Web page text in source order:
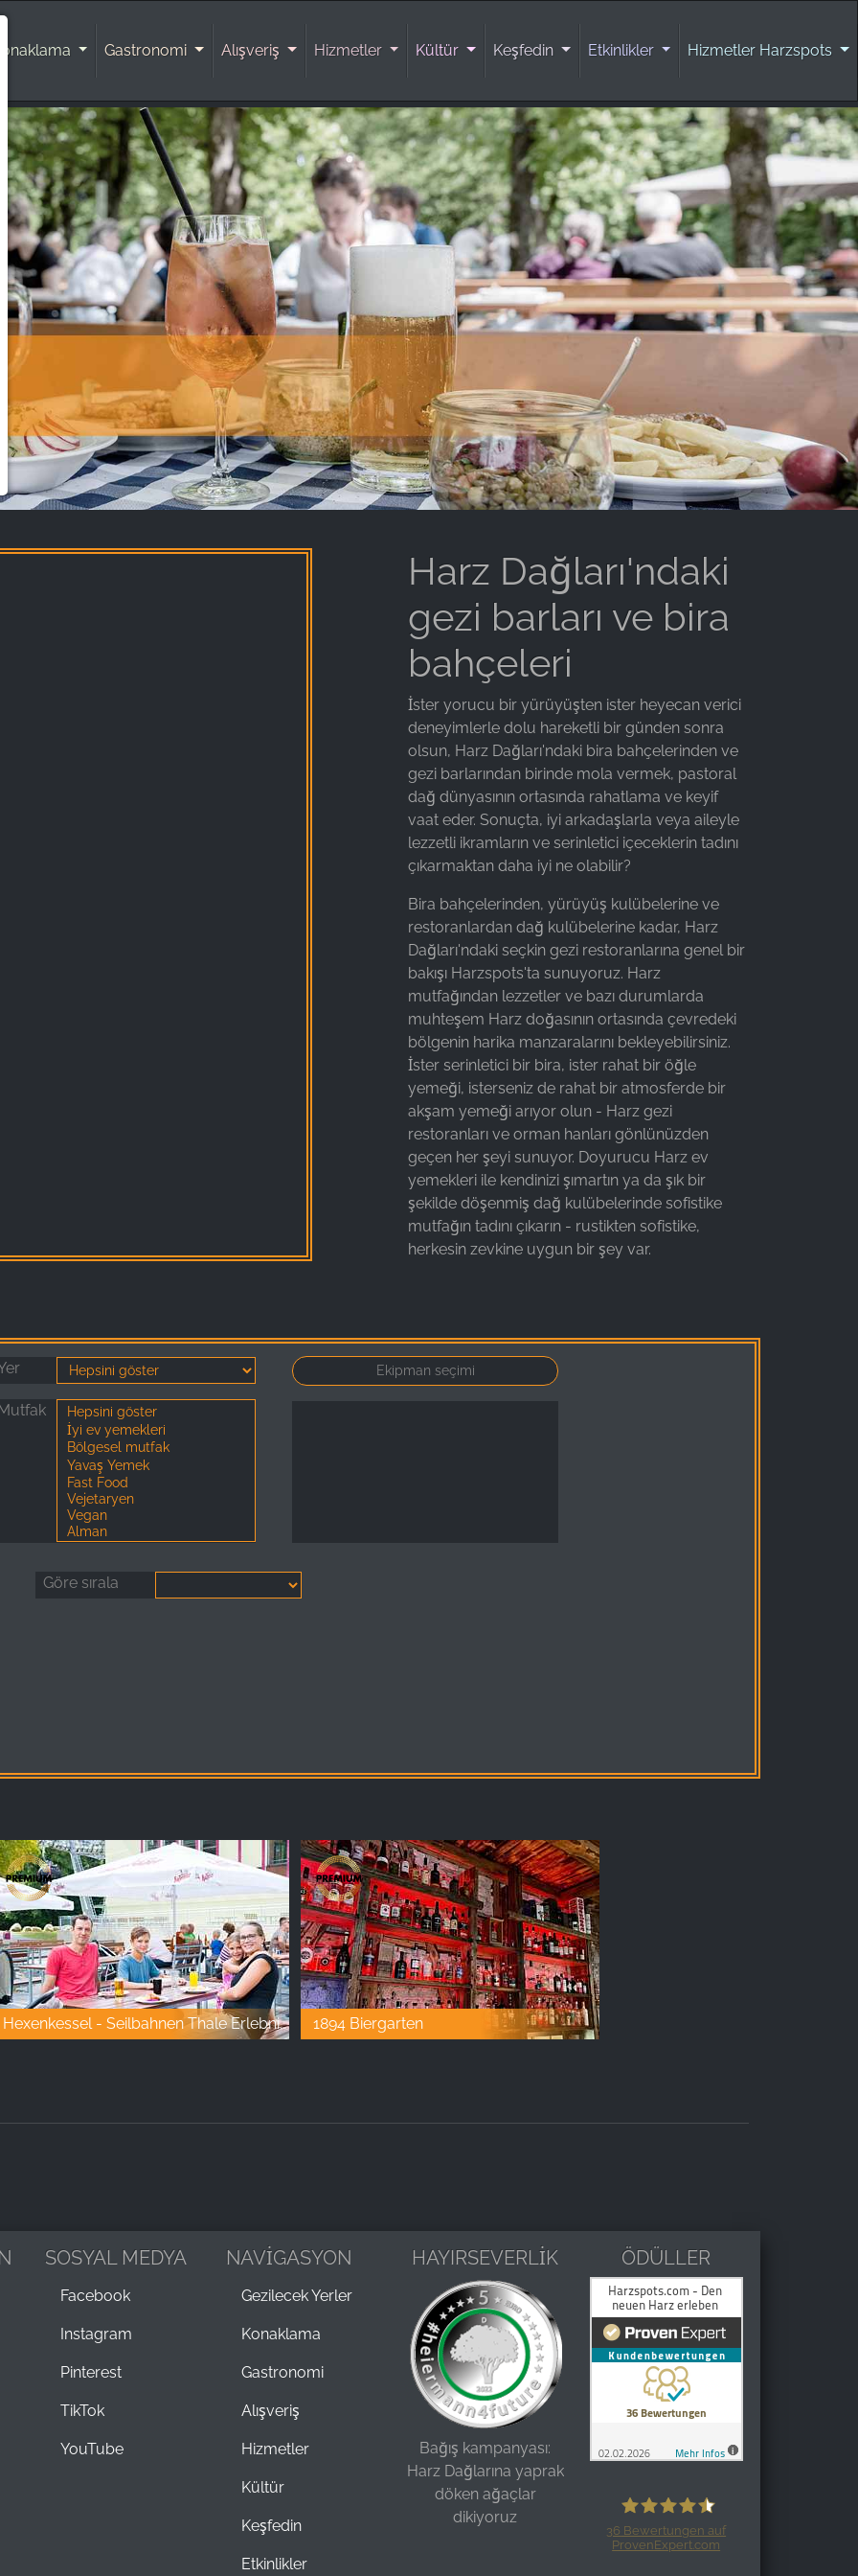
Konaklama Gastronomi Alışveriş Hizmetler Kültür Keşfedin Etkinlikler Hizmetler Harzspots
Harz Dağları'ndaki
gezi barları ve bira
bahçeleri
İster yorucu bir yürüyüşten ister heyecan verici
deneyimlerle dolu hareketli bir günden sonra
olsun, Harz Dağları'ndaki bira bahçelerinden ve
gezi barlarından birinde mola vermek, pastoral
dağ dünyasının ortasında rahatlama ve keyif
vaat eder. Sonuçta, iyi arkadaşlarla veya aileyle
lezzetli ikramların ve serinletici içeceklerin tadını
çıkarmaktan daha iyi ne olabilir?
Bira bahçelerinden, yürüyüş kulübelerine ve
restoranlardan dağ kulübelerine kadar, Harz
Dağları'ndaki seçkin gezi restoranlarına genel bir
bakışı Harzspots'ta sunuyoruz. Harz
mutfağından lezzetler ve bazı durumlarda
muhteşem Harz doğasının ortasında çevredeki
bölgenin harika manzaralarını bekleyebilirsiniz.
İster serinletici bir bira, ister rahat bir öğle
yemeği, isterseniz de rahat bir atmosferde bir
akşam yemeği arıyor olun - Harz gezi
restoranları ve orman hanları gönlünüzden
geçen her şeyi sunuyor. Doyurucu Harz ev
yemekleri ile kendinizi şımartın ya da şık bir
şekilde döşenmiş dağ kulübelerinde sofistike
mutfağın tadını çıkarın - rustikten sofistike,
herkesin zevkine uygun bir şey var.
Mutfak
Göre sırala
Hexenkessel - Seilbahnen Thale Erlebniswelt 1894 Biergarten
SOSYAL MEDYA
Facebook
Instagram
Pinterest
TikTok
YouTube
NAVİGASYON
Gezilecek Yerler
Konaklama
Gastronomi
Alışveriş
Hizmetler
Kültür
Keşfedin
Etkinlikler
HAYIRSEVERLİK
Bağış kampanyası:
Harz Dağlarına yaprak
döken ağaçlar
dikiyoruz
ÖDÜLLER
36 Bewertungen auf
ProvenExpert.com